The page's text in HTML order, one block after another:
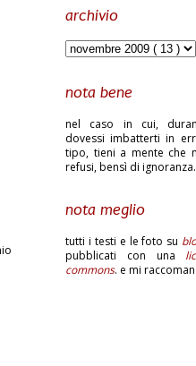
archivio
nota bene
nel caso in cui,
dovessi imbatterti in
tipo, tieni a mente che
refusi, bensì di ignoranza.
nota meglio
tutti i testi e le foto su
pubblicati con una
commons. e mi